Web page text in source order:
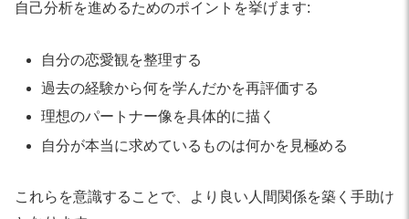
自己分析を進めるためのポイントを挙げます:
自分の恋愛観を整理する
過去の経験から何を学んだかを再評価する
理想のパートナー像を具体的に描く
自分が本当に求めているものは何かを見極める
これらを意識することで、より良い人間関係を築く手助け